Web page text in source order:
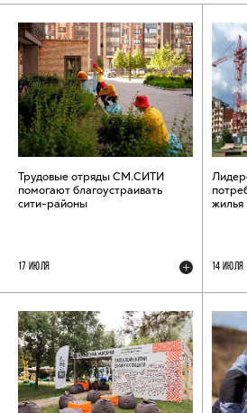
Трудовые отряды СМ.СИТИ
помогают благоустраивать
сити-районы
17 ИЮЛЯ
жилья
14 ИЮЛЯ